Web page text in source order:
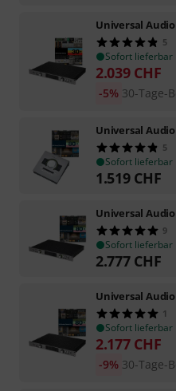
Universal Audio
5
Sofort lieferbar
2.039 CHF
30-Tage-
-5%
Universal Audio
5
Sofort lieferbar
1.519 CHF
Universal Audio
9
Sofort lieferbar
2.777 CHF
Universal Audio
1
Sofort lieferbar
2.177 CHF
30-Tage-
-9%